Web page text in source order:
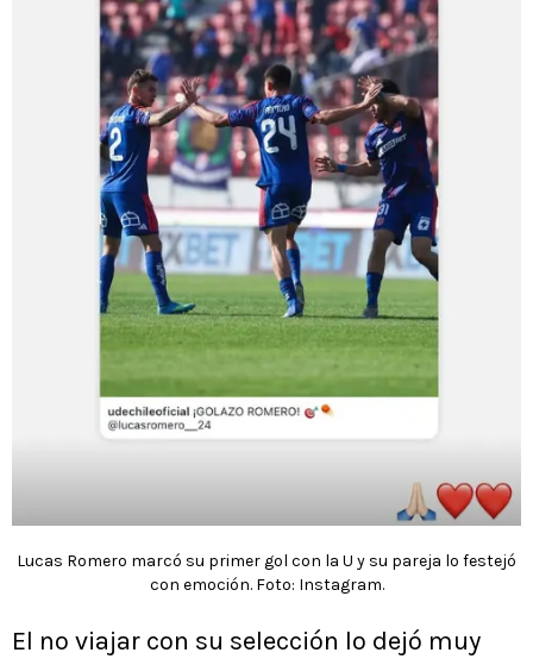
Lucas Romero marcó su primer gol con la U y su pareja lo festejó
con emoción. Foto: Instagram.
El no viajar con su selección lo dejó muy